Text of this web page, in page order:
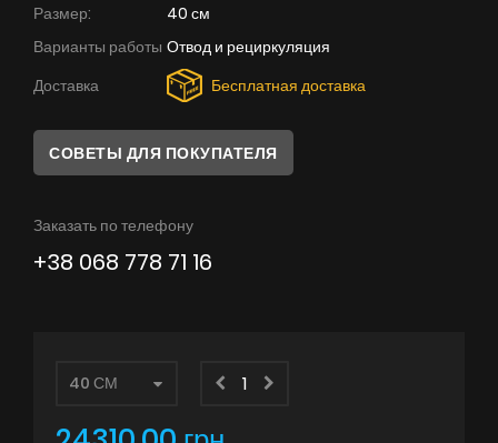
Советы
Сервис
Размер:
40 см
Варианты работы Отвод и рециркуляция
Доставка
Бесплатная доставка
СОВЕТЫ ДЛЯ ПОКУПАТЕЛЯ
Заказать по телефону
+38 068 778 71 16